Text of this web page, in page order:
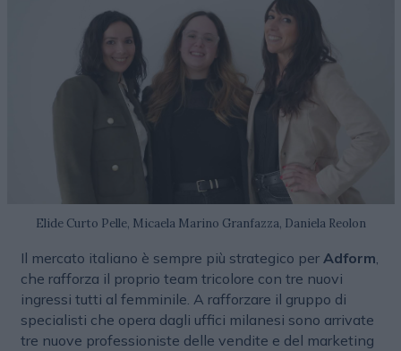
Elide Curto Pelle, Micaela Marino Granfazza, Daniela Reolon
Il mercato italiano è sempre più strategico per Adform,
che rafforza il proprio team tricolore con tre nuovi
ingressi tutti al femminile. A rafforzare il gruppo di
specialisti che opera dagli uffici milanesi sono arrivate
tre nuove professioniste delle vendite e del marketing